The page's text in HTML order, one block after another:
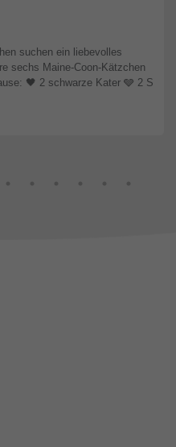
suchen ein liebevolles
sechs Maine-Coon-Kätzchen
🖤 2 schwarze Kater 🩶 2 S